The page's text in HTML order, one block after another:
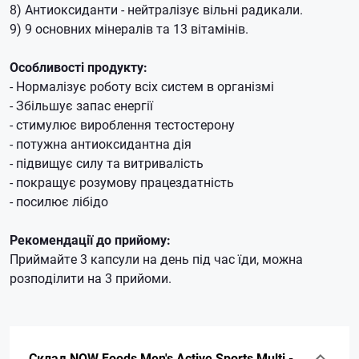
8) Антиоксиданти - нейтралізує вільні радикали.
9) 9 основних мінералів та 13 вітамінів.
Особливості продукту:
- Нормалізує роботу всіх систем в організмі
- Збільшує запас енергії
- стимулює вироблення тестостерону
- потужна антиоксидантна дія
- підвищує силу та витривалість
- покращує розумову працездатність
- посилює лібідо
Рекомендації до прийому:
Приймайте 3 капсули на день під час їди, можна
розподілити на 3 прийоми.